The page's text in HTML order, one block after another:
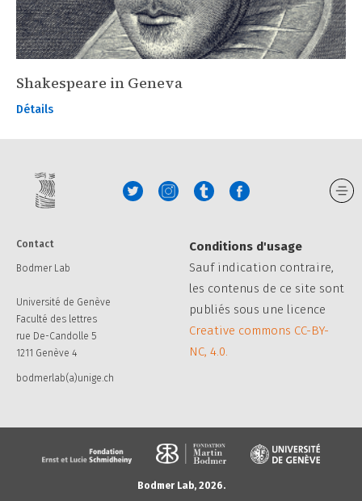
Shakespeare in Geneva
Détails
Contact
Bodmer Lab
Université de Genève
Faculté des lettres
rue De-Candolle 5
1211 Genève 4
bodmerlab(a)unige.ch
Conditions d'usage
Sauf indication contraire,
les contenus de ce site sont
publiés sous une licence
Creative commons CC-BY-
NC, 4.0.
Bodmer Lab, 2026.